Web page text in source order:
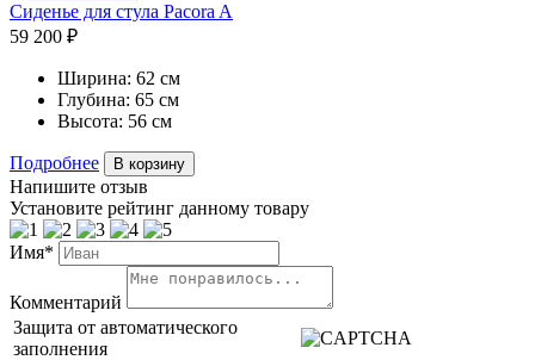
Сиденье для стула Pacora A
59 200 ₽
Ширина: 62 см
Глубина: 65 см
Высота: 56 см
Подробнее В корзину
Напишите отзыв
Установите рейтинг данному товару
Имя*
Комментарий
Защита от автоматического
заполнения